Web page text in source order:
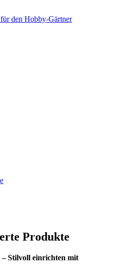
den Hobby-Gärtner
Produkte
– Stilvoll einrichten mit